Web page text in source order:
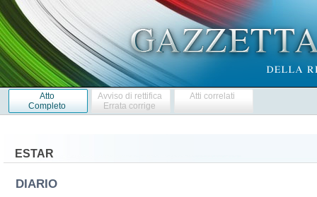
Atto
Completo
Avviso di rettifica
Errata corrige
Atti correlati
ESTAR
DIARIO